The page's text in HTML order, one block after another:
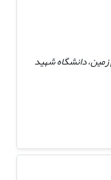
دانشگاه شهید